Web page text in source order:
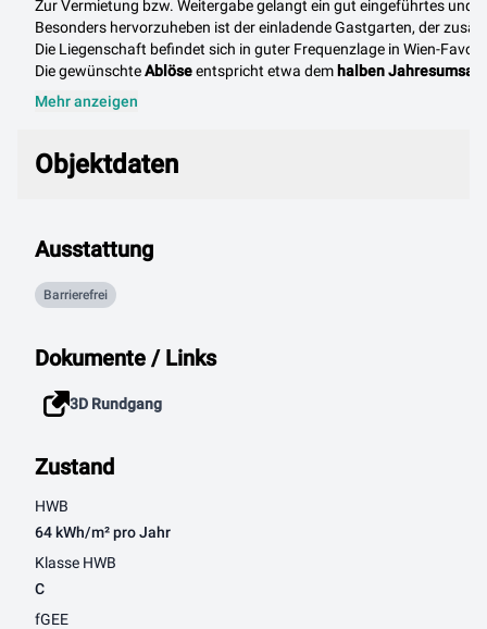
Zur Vermietung bzw. Weitergabe gelangt ein gut eingeführtes und
Besonders hervorzuheben ist der einladende Gastgarten, der
Die Liegenschaft befindet sich in guter Frequenzlage in Wien-
Die gewünschteAblöseentspricht etwa dem halben
Mehr anzeigen
Objektdaten
Ausstattung
Barrierefrei
Dokumente / Links
3D Rundgang
Zustand
HWB
64 kWh/m² pro Jahr
Klasse HWB
C
fGEE